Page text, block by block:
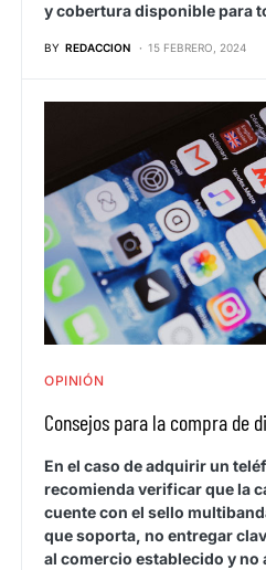
y cobertura disponible para
BY REDACCION 15 FEBRERO, 2024
OPINIÓN
Consejos para la compra de
En el caso de adquirir un
recomienda verificar que la
cuente con el sello
que soporta, no entregar
al comercio establecido y no